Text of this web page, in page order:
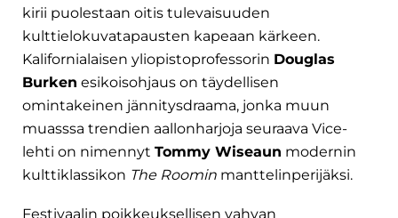
kirii puolestaan oitis tulevaisuuden
kulttielokuvatapausten kapeaan kärkeen.
Kalifornialaisen yliopistoprofessorin Douglas
Burken esikoisohjaus on täydellisen
omintakeinen jännitysdraama, jonka muun
muasssa trendien aallonharjoja seuraava Vice-
lehti on nimennyt Tommy Wiseaun modernin
kulttiklassikon The Roomin manttelinperijäksi.
Festivaalin poikkeuksellisen vahvan